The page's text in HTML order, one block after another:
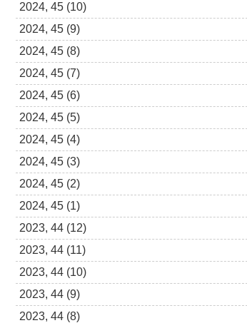
2024, 45 (10)
2024, 45 (9)
2024, 45 (8)
2024, 45 (7)
2024, 45 (6)
2024, 45 (5)
2024, 45 (4)
2024, 45 (3)
2024, 45 (2)
2024, 45 (1)
2023, 44 (12)
2023, 44 (11)
2023, 44 (10)
2023, 44 (9)
2023, 44 (8)